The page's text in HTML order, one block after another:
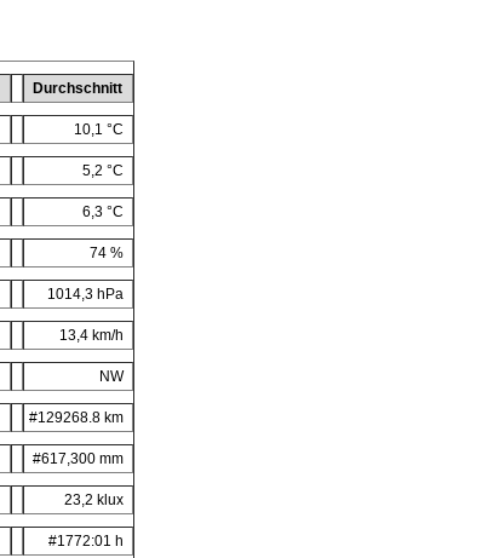
Durchschnitt
10,1 °C
5,2 °C
6,3 °C
74 %
1014,3 hPa
13,4 km/h
NW
#129268.8 km
#617,300 mm
23,2 klux
#1772:01 h